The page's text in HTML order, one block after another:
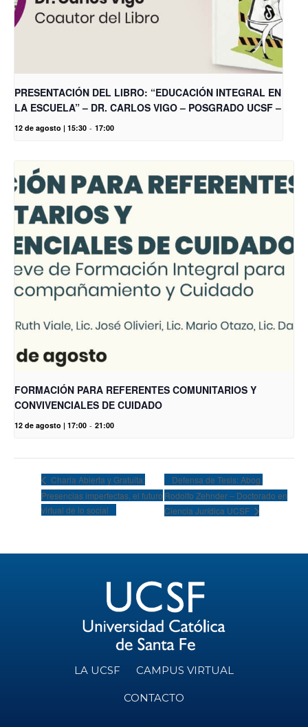
PRESENTACIÓN DEL LIBRO: “EDUCACIÓN INTEGRAL EN
LA ESCUELA” – DR. CARLOS VIGO – POSGRADO UCSF –
12 de agosto | 15:30 - 17:00
FORMACIÓN PARA REFERENTES COMUNITARIOS Y
CONVIVENCIALES DE CUIDADO
12 de agosto | 17:00 - 21:00
Charla Abierta y Gratuita:
Presencias imperfectas, el futuro
virtual de lo social
Defensa de Tesis: Abog.
Rodolfo Zehnder – Doctorado en
Ciencia Jurídica UCSF
LA UCSF CAMPUS VIRTUAL
CONTACTO